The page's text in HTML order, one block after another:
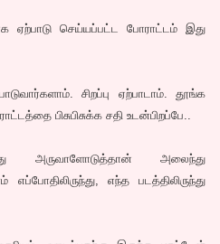
ஏற்பாடு செய்யப்பட்ட போராட்டம் இது
சிறப்பு ஏற்பாடாம். தூங்க
பிசுபிசுக்க சதி உடன்பிறப்பே..
அருவாளோடுத்தான் அலைந்து
எந்த படத்திலிருந்து